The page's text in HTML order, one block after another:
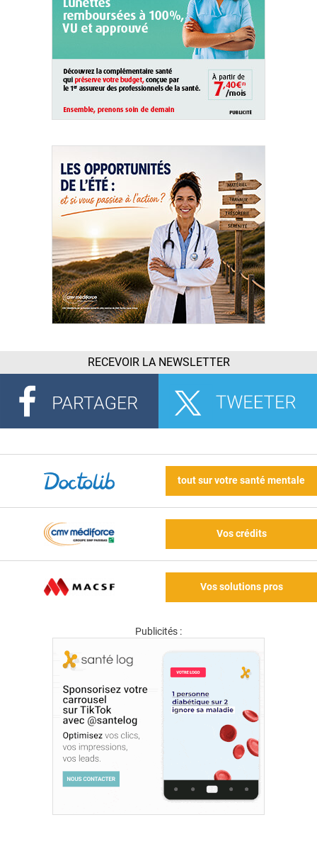
RECEVOIR LA NEWSLETTER
tout sur votre santé mentale
Vos crédits
Vos solutions pros
Publicités :